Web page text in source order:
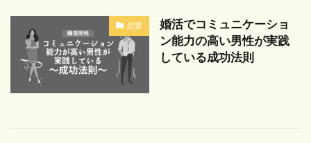
恋愛
婚活でコミュニケーショ
ン能力の高い男性が実践
している成功法則